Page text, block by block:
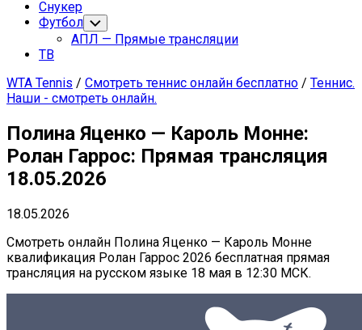
страница
Снукер
Футбол Переключатель
дочернего
меню
АПЛ — Прямые трансляции
ТВ
WTA Tennis / Смотреть теннис онлайн бесплатно / Теннис.
Наши - смотреть онлайн.
Полина Яценко — Кароль Монне:
Ролан Гаррос: Прямая трансляция
18.05.2026
18.05.2026
Смотреть онлайн Полина Яценко — Кароль Монне
квалификация Ролан Гаррос 2026 бесплатная прямая
трансляция на русском языке 18 мая в 12:30 МСК.